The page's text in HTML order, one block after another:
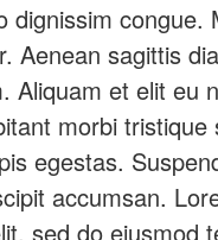
dignissim congue.
Aenean sagittis
Aliquam et elit eu
morbi
egestas.
accumsan.
sed do eiusmod